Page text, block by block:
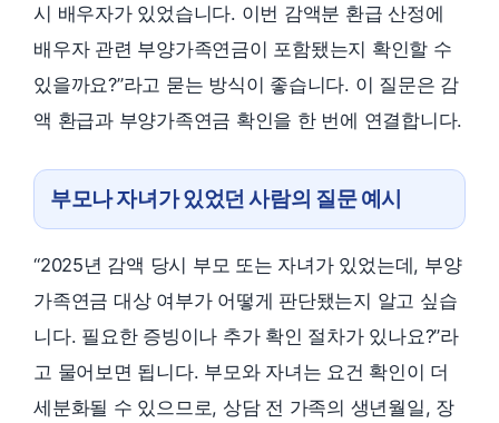
시 배우자가 있었습니다. 이번 감액분 환급 산정에
배우자 관련 부양가족연금이 포함됐는지 확인할 수
있을까요?”라고 묻는 방식이 좋습니다. 이 질문은 감
액 환급과 부양가족연금 확인을 한 번에 연결합니다.
부모나 자녀가 있었던 사람의 질문 예시
“2025년 감액 당시 부모 또는 자녀가 있었는데, 부양
가족연금 대상 여부가 어떻게 판단됐는지 알고 싶습
니다. 필요한 증빙이나 추가 확인 절차가 있나요?”라
고 물어보면 됩니다. 부모와 자녀는 요건 확인이 더
세분화될 수 있으므로, 상담 전 가족의 생년월일, 장